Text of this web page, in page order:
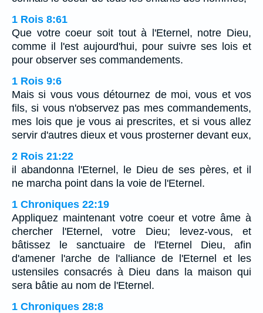
1 Rois 8:61
Que votre coeur soit tout à l'Eternel, notre Dieu,
comme il l'est aujourd'hui, pour suivre ses lois et
pour observer ses commandements.
1 Rois 9:6
Mais si vous vous détournez de moi, vous et vos
fils, si vous n'observez pas mes commandements,
mes lois que je vous ai prescrites, et si vous allez
servir d'autres dieux et vous prosterner devant eux,
2 Rois 21:22
il abandonna l'Eternel, le Dieu de ses pères, et il
ne marcha point dans la voie de l'Eternel.
1 Chroniques 22:19
Appliquez maintenant votre coeur et votre âme à
chercher l'Eternel, votre Dieu; levez-vous, et
bâtissez le sanctuaire de l'Eternel Dieu, afin
d'amener l'arche de l'alliance de l'Eternel et les
ustensiles consacrés à Dieu dans la maison qui
sera bâtie au nom de l'Eternel.
1 Chroniques 28:8